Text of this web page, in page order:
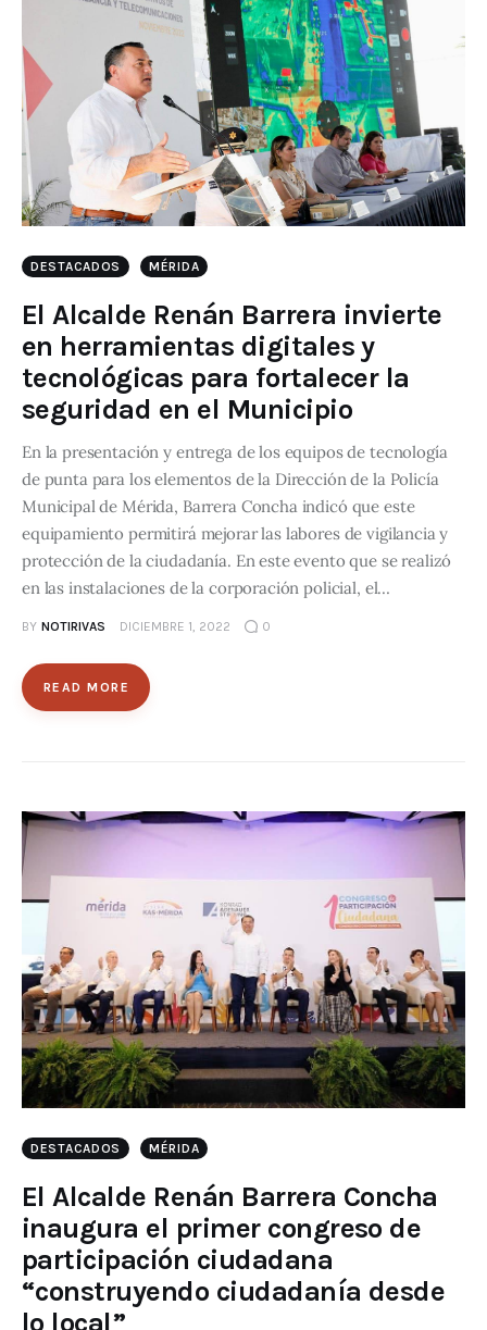
DESTACADOS MÉRIDA
El Alcalde Renán Barrera invierte
en herramientas digitales y
tecnológicas para fortalecer la
seguridad en el Municipio
En la presentación y entrega de los equipos de tecnología
de punta para los elementos de la Dirección de la Policía
Municipal de Mérida, Barrera Concha indicó que este
equipamiento permitirá mejorar las labores de vigilancia y
protección de la ciudadanía. En este evento que se realizó
en las instalaciones de la corporación policial, el…
BY NOTIRIVAS DICIEMBRE 1, 2022 0
READ MORE
DESTACADOS MÉRIDA
El Alcalde Renán Barrera Concha
inaugura el primer congreso de
participación ciudadana
“construyendo ciudadanía desde
lo local”